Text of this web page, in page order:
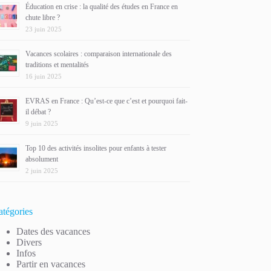
Éducation en crise : la qualité des études en France en
chute libre ?
23 juin 2025
Vacances scolaires : comparaison internationale des
traditions et mentalités
16 juin 2025
EVRAS en France : Qu’est-ce que c’est et pourquoi fait-
il débat ?
9 juin 2025
Top 10 des activités insolites pour enfants à tester
absolument
2 juin 2025
Dates des vacances
Divers
Infos
Partir en vacances